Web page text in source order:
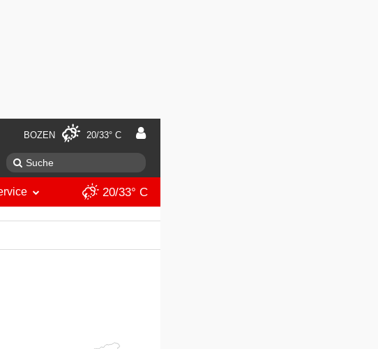
BOZEN 20/33° C
20/33° C